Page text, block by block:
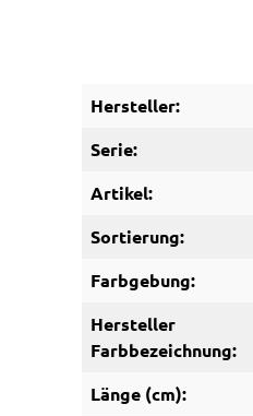
Hersteller:
Serie:
Artikel:
Sortierung:
Farbgebung:
Hersteller
Farbbezeichnung:
Länge (cm):